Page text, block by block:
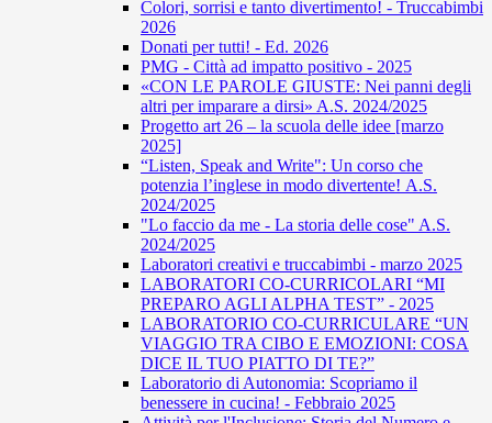
Colori, sorrisi e tanto divertimento! - Truccabimbi
2026
Donati per tutti! - Ed. 2026
PMG - Città ad impatto positivo - 2025
«CON LE PAROLE GIUSTE: Nei panni degli
altri per imparare a dirsi» A.S. 2024/2025
Progetto art 26 – la scuola delle idee [marzo
2025]
“Listen, Speak and Write": Un corso che
potenzia l’inglese in modo divertente! A.S.
2024/2025
"Lo faccio da me - La storia delle cose" A.S.
2024/2025
Laboratori creativi e truccabimbi - marzo 2025
LABORATORI CO-CURRICOLARI “MI
PREPARO AGLI ALPHA TEST” - 2025
LABORATORIO CO-CURRICULARE “UN
VIAGGIO TRA CIBO E EMOZIONI: COSA
DICE IL TUO PIATTO DI TE?”
Laboratorio di Autonomia: Scopriamo il
benessere in cucina! - Febbraio 2025